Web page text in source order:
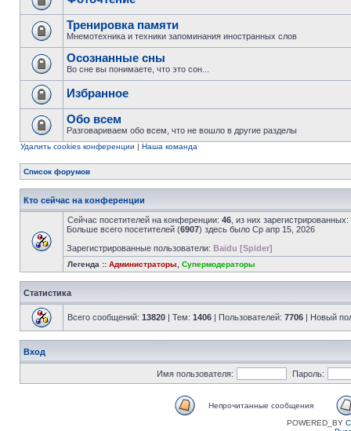
Тренировка памяти
Мнемотехника и техники запоминания иностранных слов
Осознанные сны
Во сне вы понимаете, что это сон...
Избранное
Обо всем
Разговариваем обо всем, что не вошло в другие разделы
Удалить cookies конференции | Наша команда
Список форумов
Кто сейчас на конференции
Сейчас посетителей на конференции: 46 , из них
Больше всего посетителей (6907) здесь было Ср апр 15, 2026
Зарегистрированные пользователи: Baidu [Spider]
Легенда :: Администраторы Супермодераторы
Статистика
Всего сообщений: 13820 | Тем: 1406 | Пользователей: 7706 | Новый
Вход
Имя пользователя: Пароль:
Непрочитанные сообщения
POWERED_BY